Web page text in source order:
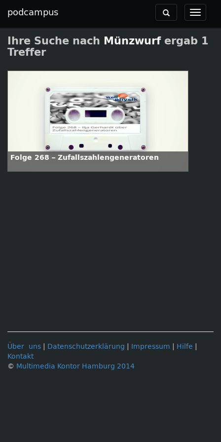
podcampus
Toggle
Toggle
navigation
Ihre Suche nach Münzwurfergab 1
Treffer
Folge 268 – Zufallszahlengeneratoren
Über uns Datenschutzerklärung Impressum Hilfe
Kontakt
© Multimedia Kontor Hamburg 2014